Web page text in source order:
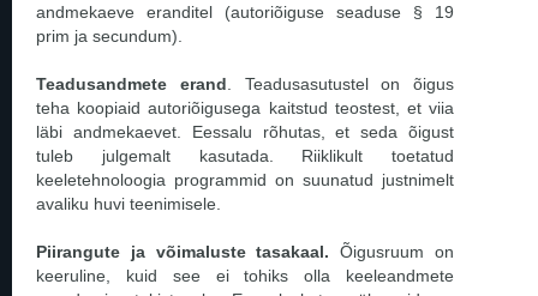
andmekaeve eranditel (autoriõiguse seaduse § 19
prim ja secundum).
Teadusandmete erand . Teadusasutustel on õigus
teha koopiaid autoriõigusega kaitstud teostest, et viia
läbi andmekaevet. Eessalu rõhutas, et seda õigust
tuleb julgemalt kasutada. Riiklikult toetatud
keeletehnoloogia programmid on suunatud justnimelt
avaliku huvi teenimisele.
Piirangute ja võimaluste tasakaal.Õigusruum on
keeruline, kuid see ei tohiks olla keeleandmete